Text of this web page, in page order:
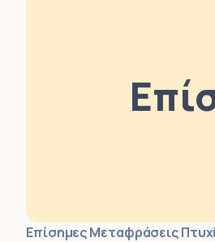
Επίσημες Μεταφράσεις